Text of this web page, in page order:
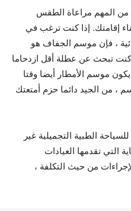
من المهم مراعاة الطقس
إقامتك. إذا كنت ترغب في
، فإن موسم الجفاف هو
تبحث عن عطلة أقل ازدحاما
يكون موسم الأمطار أيضا وقتا
، من الجيد دائما حزم أمتعتك
الطبية التجميلية غير
التي تقدمها العيادات
من حيث التكلفة ،